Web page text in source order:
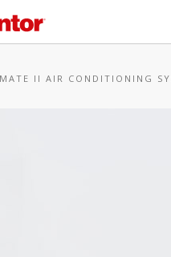
II AIR CONDITIONING